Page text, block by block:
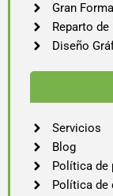
Gran
Reparto
Diseño
Servicios
Blog
Política de
Política de